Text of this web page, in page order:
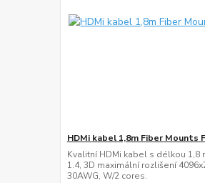
HDMi kabel 1,8m Fiber Mounts
Kvalitní HDMi kabel s délkou 1,8
1.4, 3D maximální rozlišení
30AWG, W/2 cores.